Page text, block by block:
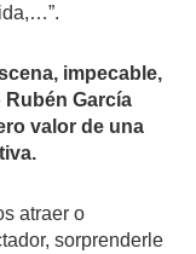
impecable,
García
valor de una
atraer o
sorprenderle